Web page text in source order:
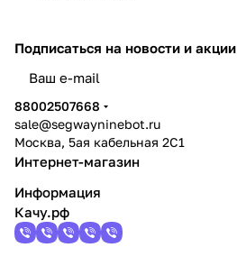
Подписаться на новости и акции
88002507668
sale@segwayninebot.ru
Москва, 5ая кабельная 2С1
Интернет-магазин
Информация
Качу.рф